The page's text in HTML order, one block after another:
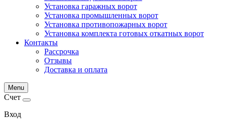
Установка гаражных ворот
Установка промышленных ворот
Установка противопожарных ворот
Установка комплекта готовых откатных ворот
Контакты
Рассрочка
Отзывы
Доставка и оплата
Menu
Счет
Вход